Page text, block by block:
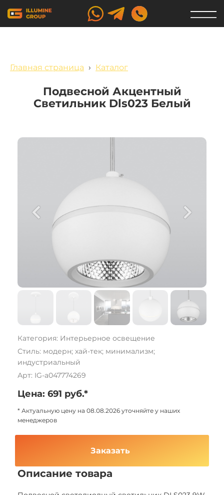
Главная страница › Каталог
Подвесной Акцентный
Светильник Dls023 Белый
Категория: Интерьерное освещение
Стиль: модерн; хай-тек; минимализм;
индустриальный
Арт: IG-a047774269
Цена: 691 руб.*
* Актуальную цену на 08.08.2026 уточняйте у наших
менеджеров
Заказать
Описание товара